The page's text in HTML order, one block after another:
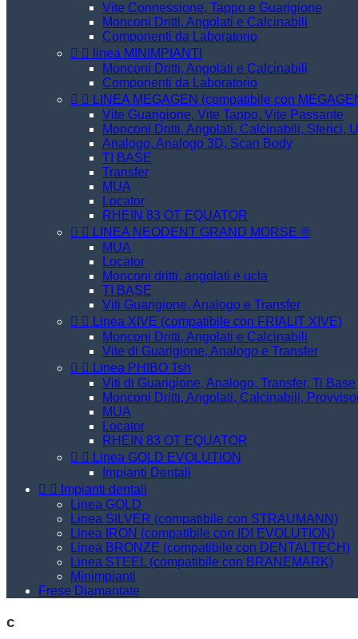
Vite Connessione, Tappo e Guarigione
Monconi Dritti, Angolati e Calcinabili
Componenti da Laboratorio
 
linea MINIMPIANTI
Monconi Dritti, Angolati e Calcinabili
Componenti da Laboratorio
  LINEA MEGAGEN (compatibile con
Vite Guarigione, Vite Tappo, Vite Passante
Monconi Dritti, Angolati, Calcinabili, Sferici,
Analogo, Analogo 3D, Scan Body
TI BASE
Transfer
MUA
Locator
RHEIN 83 OT EQUATOR
  LINEA NEODENT GRAND MORSE ®
MUA
Locator
Monconi dritti, angolati e ucla
TI BASE
Viti Guarigione, Analogo e Transfer
  Linea XIVE (compatibile con FRIALIT XIVE)
Monconi Dritti, Angolati e Calcinabili
Vite di Guarigione, Analogo e Transfer
  Linea PHIBO Tsh
Viti di Guarigione, Analogo, Transfer, Ti Base
Monconi Dritti, Angolati, Calcinabili,
MUA
Locator
RHEIN 83 OT EQUATOR
  Linea GOLD EVOLUTION
Impianti Dentali
 
Impianti dentali
Linea GOLD
Linea SILVER (compatibile con STRAUMANN)
Linea IRON (compatibile con IDI EVOLUTION)
Linea BRONZE (compatibile con DENTALTECH)
Linea STEEL (compatibile con BRANEMARK)
Minimpianti
Frese Diamantate
c